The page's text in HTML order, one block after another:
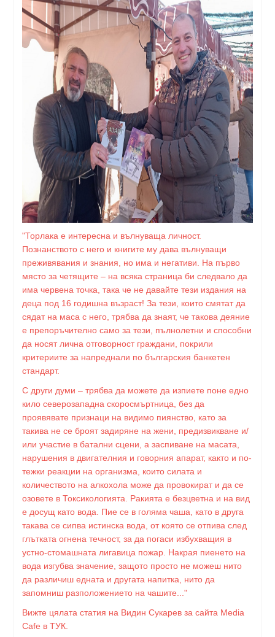
"Торлака е интересна и вълнуваща личност.
Познанството с него и книгите му дава вълнуващи
преживявания и знания, но има и негативи. На първо
място за четящите – на всяка страница би следвало да
има червена точка, така че не давайте тези издания на
деца под 16 годишна възраст! За тези, които смятат да
сядат на маса с него, трябва да знаят, че такова деяние
е препоръчително само за тези, пълнолетни и способни
да носят лична отговорност граждани, покрили
критериите за напреднали по българския банкетен
стандарт.
С други думи – трябва да можете да изпиете поне едно
кило северозападна скоросмъртница, без да
проявявате признаци на видимо пиянство, като за
такива не се броят задиряне на жени, предизвикване и/
или участие в батални сцени, а заспиване на масата,
нарушения в двигателния и говорния апарат, както и по-
тежки реакции на организма, които силата и
количеството на алкохола може да провокират и да се
озовете в Токсикологията. Ракията е безцветна и на вид
е досущ като вода. Пие се в голяма чаша, като в друга
такава се сипва истинска вода, от която се отпива след
глътката огнена течност, за да погаси избухващия в
устно-стомашната лигавица пожар. Накрая пиенето на
вода изгубва значение, защото просто не можеш нито
да различиш едната и другата напитка, нито да
запомниш разположението на чашите..."
Вижте цялата статия на Видин Сукарев за сайта Media
Cafe в ТУК.